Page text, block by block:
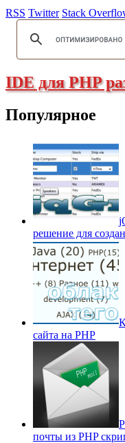
RSS Twitter Stack
IDE для PHP
Популярное
решение для
сайта на PHP
почты из PHP